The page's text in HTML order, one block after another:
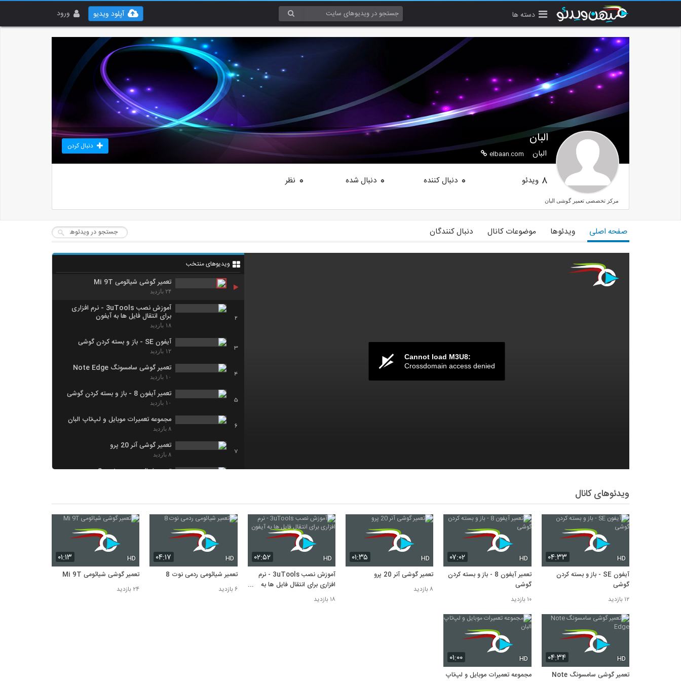
دسته ها ورود آپلود ویدیو
البان
البان elbaan.com
دنبال کردن
8 ویدئو 0 دنبال کننده 0 دنبال شده 0 نظر
مرکز تخصصی تعمیر گوشی البان
صفحه اصلی ویدئوها موضوعات کانال دنبال کنندگان
Cannot load M3U8:
Crossdomain access denied
ویدیوهای منتخب
تعمیر گوشی شیائومی Mi 9T
۲۴ بازدید
2
آموزش نصب 3uTools - نرم افزاری
برای انتقال فایل ها به آیفون
۱۸ بازدید
3
آیفون SE - باز و بسته کردن گوشی
۱۲ بازدید
4
تعمیر گوشی سامسونگ Note Edge
۱۰ بازدید
5
تعمیر آیفون 8 - باز و بسته کردن گوشی
۱۰ بازدید
6
مجموعه تعمیرات موبایل و لپ‌تاپ البان
۸ بازدید
7
تعمیر گوشی آنر 20 پرو
۸ بازدید
تعمیر شیائومی ردمی نوت 8
ویدئوهای کانال
۰۴:۳۳ HD
آیفون SE - باز و بسته کردن
گوشی
۱۲ بازدید
۰۷:۰۲ HD
تعمیر آیفون 8 - باز و بسته کردن
گوشی
۱۰ بازدید
۰۱:۳۵ HD
تعمیر گوشی آنر 20 پرو
۸ بازدید
۰۲:۵۲ HD
آموزش نصب 3uTools - نرم
افزاری برای انتقال فایل ها به
آیفون
۱۸ بازدید
۰۴:۱۷ HD
تعمیر شیائومی ردمی نوت 8
۶ بازدید
۰۱:۱۳ HD
تعمیر گوشی شیائومی Mi 9T
۲۴ بازدید
۰۴:۳۴ HD
تعمیر گوشی سامسونگ Note
۰۱:۰۰ HD
مجموعه تعمیرات موبایل و لپ‌تاپ